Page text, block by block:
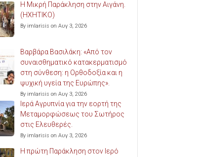
Η Μικρή Παράκληση στην Αιγάνη.
(ΗΧΗΤΙΚΟ)
By imlarisis on Αυγ 3, 2026
Βαρβάρα Βασιλάκη: «Από τον
συναισθηματικό κατακερματισμό
στη σύνθεση: η Ορθοδοξία και η
ψυχική υγεία της Ευρώπης».
By imlarisis on Αυγ 3, 2026
Ιερά Αγρυπνία για την εορτή της
Μεταμορφώσεως του Σωτήρος
στις Ελευθερές.
By imlarisis on Αυγ 3, 2026
Η πρώτη Παράκληση στον Ιερό